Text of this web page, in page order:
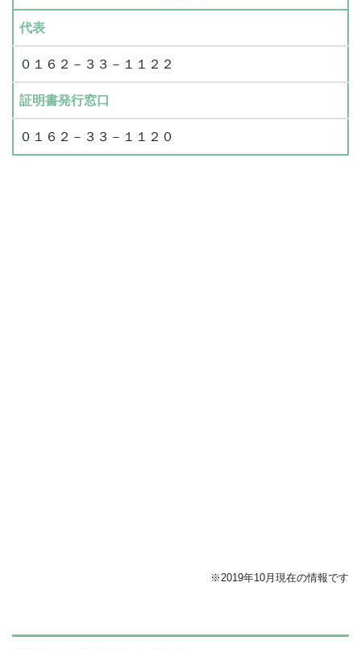
代表
０１６２－３３－１１２２
証明書発行窓口
０１６２－３３－１１２０
※2019年10月現在の情報です